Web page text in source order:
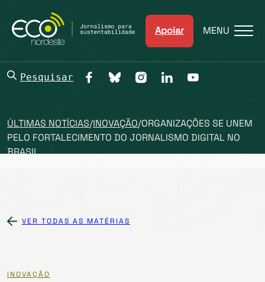
Apoiar MENU
Pesquisar
ÚLTIMAS NOTÍCIAS/INOVAÇÃO/ORGANIZAÇÕES SE UNEM
PELO FORTALECIMENTO DO JORNALISMO DIGITAL NO
BRASIL
VER TODAS AS MATÉRIAS
INOVAÇÃO